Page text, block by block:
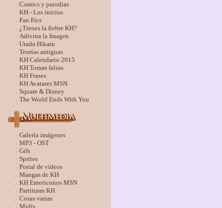
Comics y parodias
KH - Los inicios
Fan Fics
¿Tienes la fiebre KH?
Adivina la Imagen
Utada Hikaru
Teorías antiguas
KH Calendario 2015
KH Tomas falsas
KH Frases
KH Avatares MSN
Square & Disney
The World Ends With You
Galería imágenes
MP3 - OST
Gifs
Sprites
Portal de vídeos
Mangas de KH
KH Emoticonos MSN
Partituras KH
Cosas varias
Midis